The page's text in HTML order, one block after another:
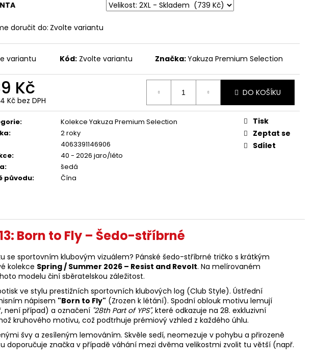
doručit do: Zvolte variantu
variantu Kód: Zvolte variantu Značka:Yakuza Premium Selection
Kč
Kč bez DPH
DO KOŠÍKU
:
Kolekce Yakuza Premium Selection
:
2 roky
4063391146906
:
40 - 2026 jaro/léto
:
šedá
původu: Čína
Tisk
Zeptat se
Sdílet
Born to Fly – Šedo-stříbrné
sportovním klubovým vizuálem? Pánské šedo-stříbrné tričko s krátkým
kolekce Spring / Summer 2026 – Resist and Revolt. Na melírovaném
modelu činí sběratelskou záležitost.
ve stylu prestižních sportovních klubových log (Club Style). Ústřední
nápisem "Born to Fly" (Zrozen k létání). Spodní oblouk motivu lemují
není případ) a označení "28th Part of YPS", které odkazuje na 28. exkluzivní
kruhového motivu, což podtrhuje prémiový vzhled z každého úhlu.
švy a zesíleným lemováním. Skvěle sedí, neomezuje v pohybu a přirozeně
značka v případě váhání mezi dvěma velikostmi zvolit tu větší (např.
Původně:1 749 Kč